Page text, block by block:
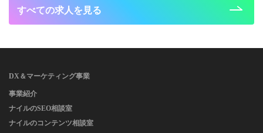
すべての求人を見る
DX＆マーケティング事業
事業紹介
ナイルのSEO相談室
ナイルのコンテンツ相談室